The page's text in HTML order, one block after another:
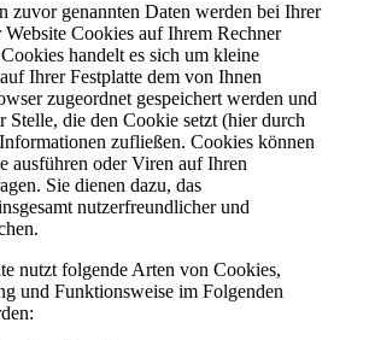
zuvor genannten Daten werden bei Ihrer
Cookies auf Ihrem Rechner
handelt es sich um kleine
Ihrer Festplatte dem von Ihnen
zugeordnet gespeichert werden und
Stelle, die den Cookie setzt (hier durch
zufließen. Cookies können
ausführen oder Viren auf Ihren
Sie dienen dazu, das
nutzerfreundlicher und
nutzt folgende Arten von Cookies,
und Funktionsweise im Folgenden